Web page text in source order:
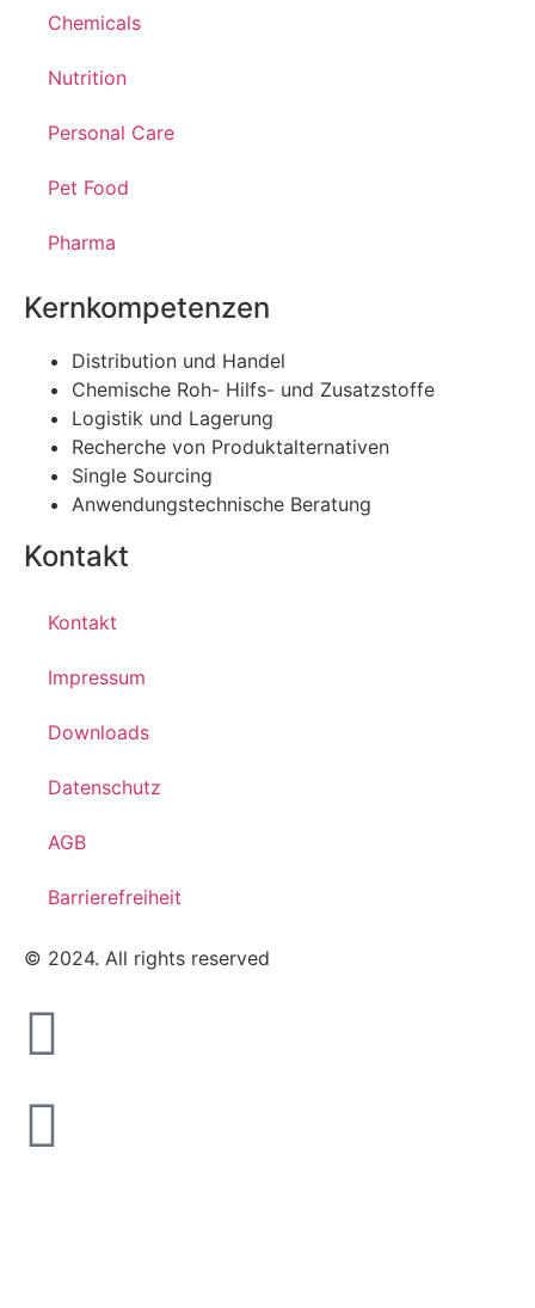
Chemicals
Nutrition
Personal Care
Pet Food
Pharma
Kernkompetenzen
Distribution und Handel
Chemische Roh- Hilfs- und Zusatzstoffe
Logistik und Lagerung
Recherche von Produktalternativen
Single Sourcing
Anwendungstechnische Beratung
Kontakt
Kontakt
Impressum
Downloads
Datenschutz
AGB
Barrierefreiheit
© 2024. All rights reserved